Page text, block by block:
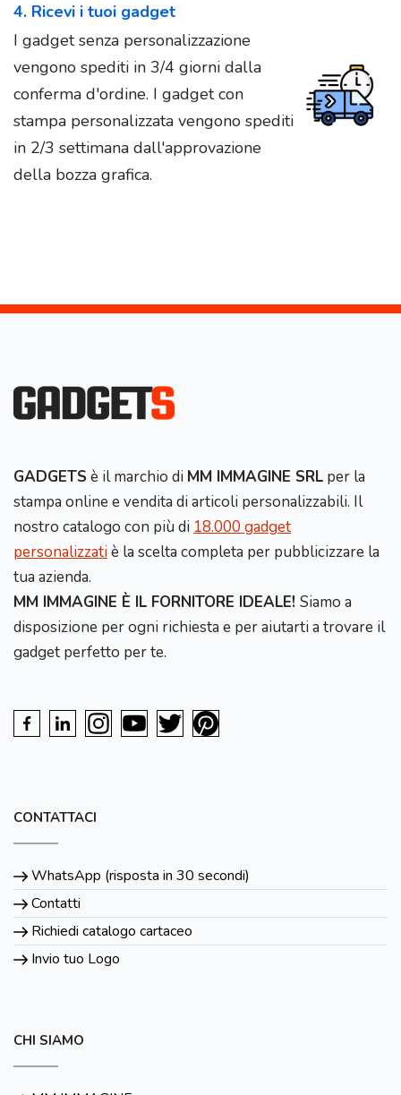
4. Ricevi i tuoi gadget
I gadget senza personalizzazione
vengono spediti in 3/4 giorni dalla
conferma d'ordine. I gadget con
stampa personalizzata vengono spediti
in 2/3 settimana dall'approvazione
della bozza grafica.
GADGETS è il marchio di MM IMMAGINE SRL per la
stampa online e vendita di articoli personalizzabili. Il
nostro catalogo con più di 18.000 gadget
personalizzatiè la scelta completa per pubblicizzare la
tua azienda.
MM IMMAGINE È IL FORNITORE IDEALE! Siamo a
disposizione per ogni richiesta e per aiutarti a trovare il
gadget perfetto per te.
CONTATTACI
WhatsApp (risposta in 30 secondi)
Contatti
Richiedi catalogo cartaceo
Invio tuo Logo
CHI SIAMO